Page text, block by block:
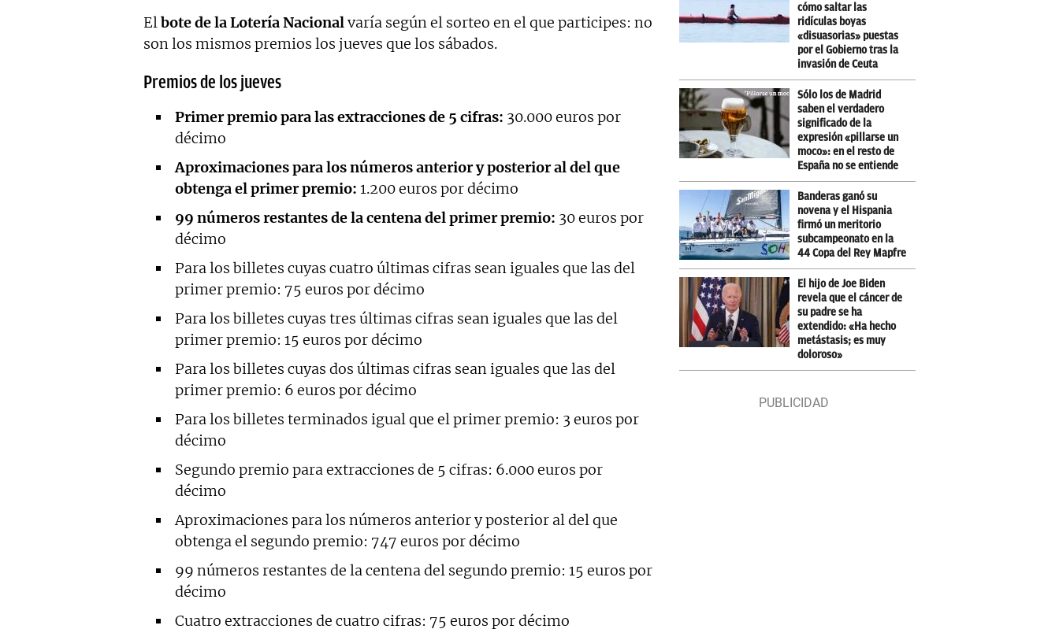
Elbote de la Lotería Nacionalvaría según el sorteo en el que participes: no
son los mismos premios los jueves que los sábados.
Premios de los jueves
Primer premio para las extracciones de 5 cifras: 30.000 euros por
décimo
Aproximaciones para los números anterior y posterior al del que
obtenga el primer premio: 1.200 euros por décimo
99 números restantes de la centena del primer premio: 30 euros por
décimo
Para los billetes cuyas cuatro últimas cifras sean iguales que las del
primer premio: 75 euros por décimo
Para los billetes cuyas tres últimas cifras sean iguales que las del
primer premio: 15 euros por décimo
Para los billetes cuyas dos últimas cifras sean iguales que las del
primer premio: 6 euros por décimo
Para los billetes terminados igual que el primer premio: 3 euros por
décimo
Segundo premio para extracciones de 5 cifras: 6.000 euros por
décimo
Aproximaciones para los números anterior y posterior al del que
obtenga el segundo premio: 747 euros por décimo
99 números restantes de la centena del segundo premio: 15 euros por
décimo
Cuatro extracciones de cuatro cifras: 75 euros por décimo
cómo saltar las
ridículas boyas
«disuasorias» puestas
por el Gobierno tras la
invasión de Ceuta
Sólo los de Madrid
saben el verdadero
significado de la
expresión «pillarse un
moco»: en el resto de
España no se entiende
Banderas ganó su
novena y el Hispania
firmó un meritorio
subcampeonato en la
44 Copa del Rey Mapfre
El hijo de Joe Biden
revela que el cáncer de
su padre se ha
extendido: «Ha hecho
metástasis; es muy
doloroso»